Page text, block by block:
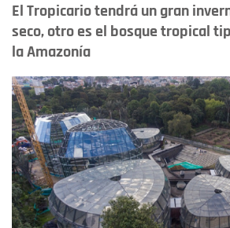
El Tropicario tendrá un gran
seco, otro es el bosque tropical
la Amazonía